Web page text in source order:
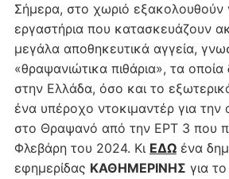
Σήμερα, στο χωριό εξακολουθούν
εργαστήρια που κατασκευάζουν
μεγάλα αποθηκευτικά αγγεία,
«θραψανιώτικα πιθάρια», τα οποία
στην Ελλάδα, όσο και το
ένα υπέροχο ντοκιμαντέρ για την
στο Θραψανό από την ΕΡΤ 3 που
Φλεβάρη του 2024. Κι ΕΔΩένα
εφημερίδας ΚΑΘΗΜΕΡΙΝΗΣ για